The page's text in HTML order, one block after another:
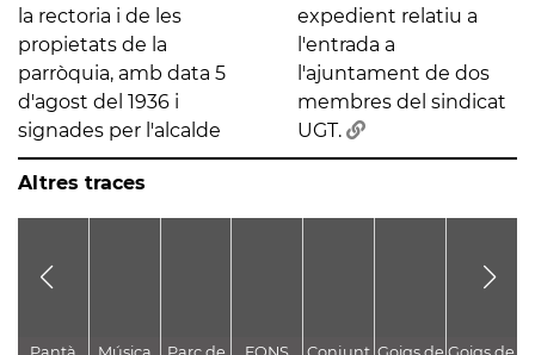
la rectoria i de les
propietats de la
parròquia, amb data 5
d'agost del 1936 i
signades per l'alcalde
expedient relatiu a
l'entrada a
l'ajuntament de dos
membres del sindicat
UGT.
Altres traces